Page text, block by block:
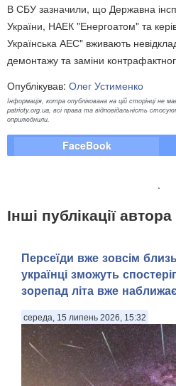
В СБУ зазначили, що Державна
України, НАЕК "Енергоатом" та
Українська АЕС" вживають
демонтажу та заміни
Опублікував: Олег Устименко
Інформація, котра опублікована на цій сторінці не
patrioty.org.ua, всі права та відповідальність
оприлюднили.
FaceBook
.
Інші публікації автора
Персеїди вже зовсім
українці зможуть
зорепад літа вже
середа, 15 липень 2026, 15:32